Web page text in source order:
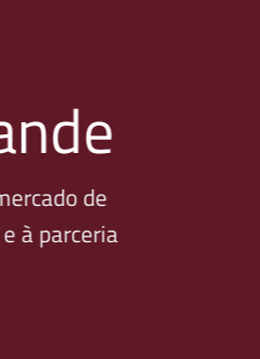
de
à parceria